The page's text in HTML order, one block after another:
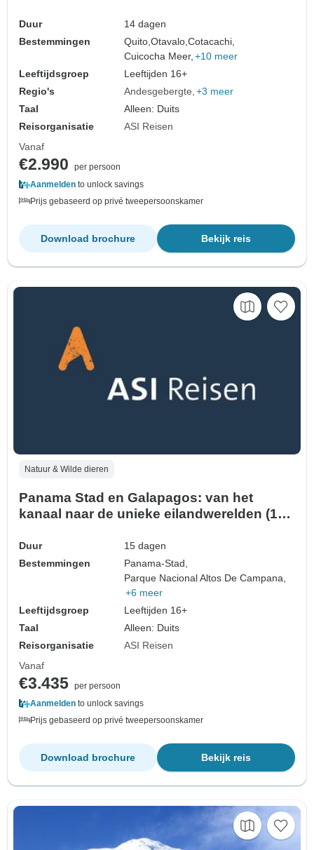
Duur
14 dagen
Bestemmingen
Quito,Otavalo,Cotacachi,
Cuicocha Meer, +10 meer
Leeftijdsgroep
Leeftijden 16+
Regio's
Andesgebergte +3 meer
Taal
Alleen: Duits
Reisorganisatie
ASI Reisen
Vanaf
€2.990
per persoon
Aanmelden to unlock savings
Prijs gebaseerd op privé tweepersoonskamer
Bekijk reis
Download brochure
Natuur & Wilde dieren
Panama Stad en Galapagos: van het
kanaal naar de unieke eilandwerelden (15
Duur
15 dagen
Bestemmingen
Panama-Stad,
Parque Nacional Altos De Campana,
+6 meer
Leeftijdsgroep
Leeftijden 16+
Taal
Alleen: Duits
Reisorganisatie
ASI Reisen
Vanaf
€3.435 per persoon
Aanmelden to unlock savings
Prijs gebaseerd op privé tweepersoonskamer
Bekijk reis
Download brochure